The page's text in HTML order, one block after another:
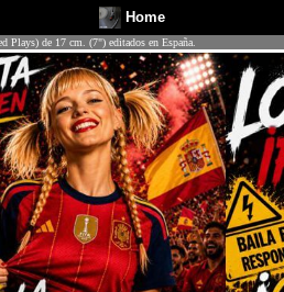
Home
Plays) de 17 cm. (7") editados en España.